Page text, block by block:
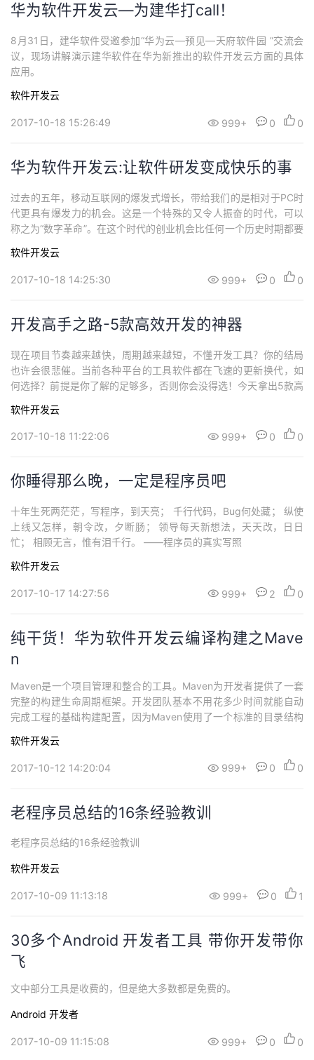
华为软件开发云—为建华打call！
8月31日，建华软件受邀参加“华为云—预见—天府软件园 ”交流会
议，现场讲解演示建华软件在华为新推出的软件开发云方面的具体
应用。
软件开发云
2017-10-18 15:26:49 999+ 0 0
华为软件开发云:让软件研发变成快乐的事
过去的五年，移动互联网的爆发式增长，带给我们的是相对于PC时
代更具有爆发力的机会。这是一个特殊的又令人振奋的时代，可以
称之为“数字革命”。在这个时代的创业机会比任何一个历史时期都要
动的“近在咫尺”的技术和产品，这些软件创新使得“人类的一大步”飞
跃不再是遥不可及的梦想。
软件开发云
2017-10-18 14:25:30 999+ 0 0
开发高手之路-5款高效开发的神器
现在项目节奏越来越快，周期越来越短，不懂开发工具？你的结局
也许会很悲催。当前各种平台的工具软件都在飞速的更新换代，如
何选择？前提是你了解的足够多，否则你会没得选！今天拿出5款高
软件开发云
2017-10-18 11:22:06 999+ 0 0
你睡得那么晚，一定是程序员吧
十年生死两茫茫，写程序，到天亮； 千行代码，Bug何处藏； 纵使
上线又怎样，朝令改，夕断肠； 领导每天新想法，天天改，日日
忙； 相顾无言，惟有泪千行。 ——程序员的真实写照
软件开发云
2017-10-17 14:27:56 999+ 2 0
纯干货！华为软件开发云编译构建之Mave
n
Maven是一个项目管理和整合的工具。Maven为开发者提供了一套
完整的构建生命周期框架。开发团队基本不用花多少时间就能自动
完成工程的基础构建配置，因为Maven使用了一个标准的目录结构
软件开发云
2017-10-12 14:20:04 999+ 0 0
老程序员总结的16条经验教训
老程序员总结的16条经验教训
软件开发云
2017-10-09 11:13:18 999+ 0 1
30多个Android 开发者工具 带你开发带你
飞
文中部分工具是收费的，但是绝大多数都是免费的。
Android 开发者
2017-10-09 11:15:08 999+ 0 0